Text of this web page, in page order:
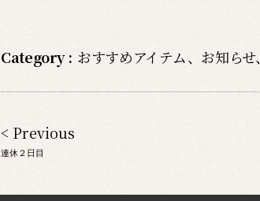
Category : おすすめアイテム、 お知らせ、
< Previous
連休２日目